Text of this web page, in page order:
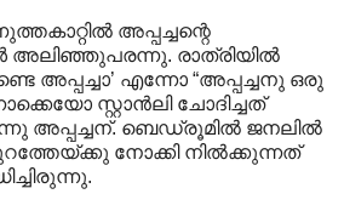
അപ്പച്ചന്റെ
അലിഞ്ഞുപരന്നു. രാത്രിയിൽ
അപ്പച്ചാ’ എന്നോ “അപ്പച്ചനു ഒരു
സ്റ്റാൻലി ചോദിച്ചത്
അപ്പച്ചന്. ബെഡ്രൂമിൽ ജനലിൽ
നോക്കി നിൽക്കുന്നത്